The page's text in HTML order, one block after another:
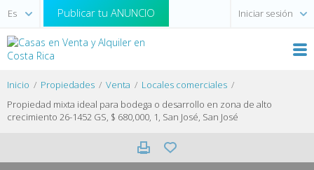
Publicar tu ANUNCIO Iniciar sesión
Inicio Propiedades Venta
Locales comerciales
Propiedad mixta ideal para bodega o desarrollo en zona de alto
crecimiento 26-1452 GS, $ 680,000, 1, San José, San José